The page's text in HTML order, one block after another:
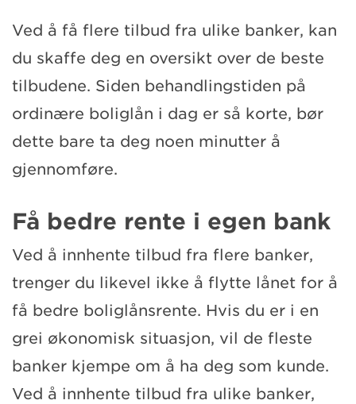
Ved å få flere tilbud fra ulike banker, kan
du skaffe deg en oversikt over de beste
tilbudene. Siden behandlingstiden på
ordinære boliglån i dag er så korte, bør
dette bare ta deg noen minutter å
gjennomføre.
Få bedre rente i egen bank
Ved å innhente tilbud fra flere banker,
trenger du likevel ikke å flytte lånet for å
få bedre boliglånsrente. Hvis du er i en
grei økonomisk situasjon, vil de fleste
banker kjempe om å ha deg som kunde.
Ved å innhente tilbud fra ulike banker,